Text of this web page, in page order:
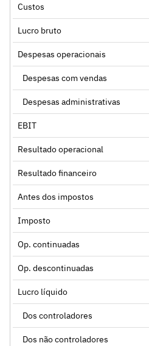
Custos
Lucro bruto
Despesas operacionais
Despesas com vendas
Despesas administrativas
EBIT
Resultado operacional
Resultado financeiro
Antes dos impostos
Imposto
Op. continuadas
Op. descontinuadas
Lucro líquido
Dos controladores
Dos não controladores